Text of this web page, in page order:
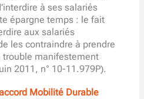
à ses salariés
épargne temps : le fait
aux salariés
les contraindre à prendre
trouble manifestement
2011, n° 10-11.979P).
Mobilité Durable